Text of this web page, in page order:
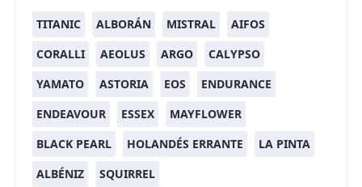
TITANIC ALBORÁN MISTRAL
AIFOS
CORALLI
AEOLUS ARGO
CALYPSO
YAMATO
ASTORIA EOS
ENDURANCE
ENDEAVOUR
ESSEX
MAYFLOWER
BLACK PEARL
HOLANDÉS ERRANTE
LA PINTA
ALBÉNIZ
SQUIRREL